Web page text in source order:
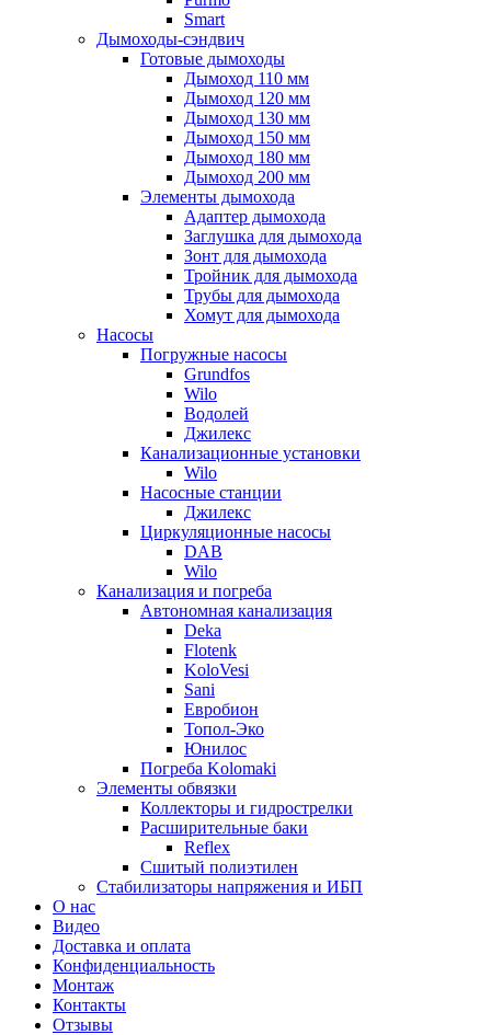
Smart
Дымоходы-сэндвич
Готовые дымоходы
Дымоход 110 мм
Дымоход 120 мм
Дымоход 130 мм
Дымоход 150 мм
Дымоход 180 мм
Дымоход 200 мм
Элементы дымохода
Адаптер дымохода
Заглушка для дымохода
Зонт для дымохода
Тройник для дымохода
Трубы для дымохода
Хомут для дымохода
Насосы
Погружные насосы
Grundfos
Wilo
Водолей
Джилекс
Канализационные установки
Wilo
Насосные станции
Джилекс
Циркуляционные насосы
DAB
Wilo
Канализация и погреба
Автономная канализация
Deka
Flotenk
KoloVesi
Sani
Евробион
Топол-Эко
Юнилос
Погреба Kolomaki
Элементы обвязки
Коллекторы и гидрострелки
Расширительные баки
Reflex
Сшитый полиэтилен
Стабилизаторы напряжения и ИБП
О нас
Видео
Доставка и оплата
Конфиденциальность
Монтаж
Контакты
Отзывы